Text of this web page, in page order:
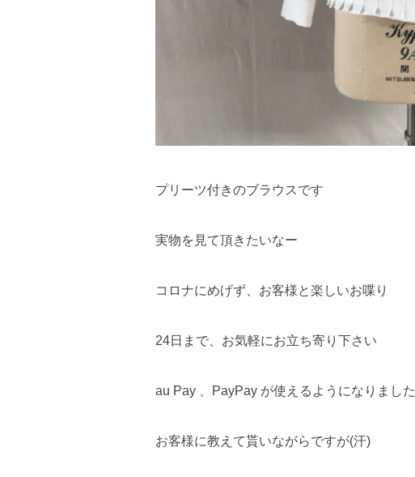
プリーツ付きのブラウスです
実物を見て頂きたいなー
コロナにめげず、お客様と楽しいお喋り
24日まで、お気軽にお立ち寄り下さい
au Pay 、PayPay が使えるようになりました
お客様に教えて貰いながらですが(汗)